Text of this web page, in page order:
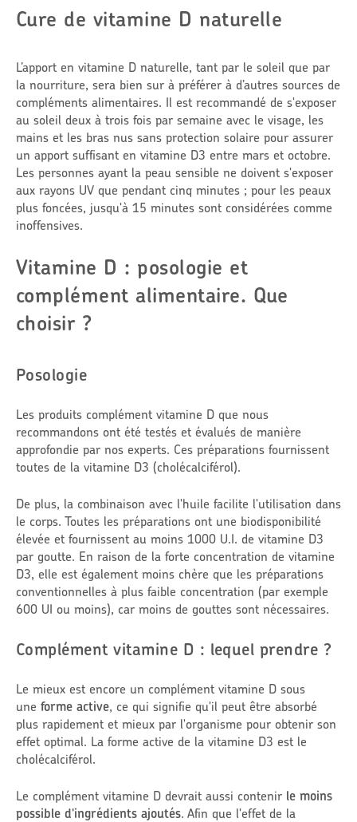
Cure de vitamine D naturelle
L’apport en vitamine D naturelle, tant par le soleil que par
la nourriture, sera bien sur à préférer à d’autres sources de
compléments alimentaires. Il est recommandé de s'exposer
au soleil deux à trois fois par semaine avec le visage, les
mains et les bras nus sans protection solaire pour assurer
un apport suffisant en vitamine D3 entre mars et octobre.
Les personnes ayant la peau sensible ne doivent s'exposer
aux rayons UV que pendant cinq minutes ; pour les peaux
plus foncées, jusqu'à 15 minutes sont considérées comme
inoffensives.
Vitamine D : posologie et
complément alimentaire. Que
choisir ?
Posologie
Les produits complément vitamine D que nous
recommandons ont été testés et évalués de manière
approfondie par nos experts. Ces préparations fournissent
toutes de la vitamine D3 (cholécalciférol).
De plus, la combinaison avec l'huile facilite l'utilisation dans
le corps. Toutes les préparations ont une biodisponibilité
élevée et fournissent au moins 1000 U.I. de vitamine D3
par goutte. En raison de la forte concentration de vitamine
D3, elle est également moins chère que les préparations
conventionnelles à plus faible concentration (par exemple
600 UI ou moins), car moins de gouttes sont nécessaires.
Complément vitamine D : lequel prendre ?
Le mieux est encore un complément vitamine D sous
une forme active, ce qui signifie qu'il peut être absorbé
plus rapidement et mieux par l'organisme pour obtenir son
effet optimal. La forme active de la vitamine D3 est le
cholécalciférol.
Le complément vitamine D devrait aussi contenir le moins
possible d'ingrédients ajoutés. Afin que l'effet de la